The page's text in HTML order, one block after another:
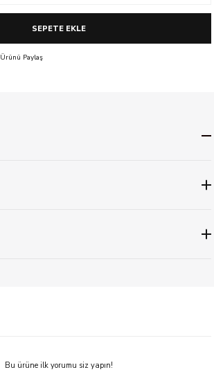
SEPETE EKLE
Ürünü Paylaş
Bu ürüne ilk yorumu siz yapın!